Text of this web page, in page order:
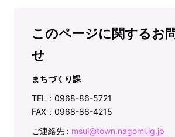
このページに関するお
せ
まちづくり課
TEL：0968-86-5721
FAX：0968-86-4215
ご連絡先 : msui@town.nagomi.lg.jp